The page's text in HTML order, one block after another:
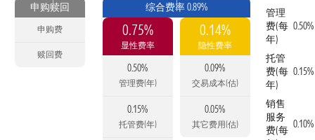
申购赎回
申购费
赎回费
综合费率 0.89%
0.75%
显性费率
0.50%
管理费(年)
0.15%
托管费(年)
0.14%
隐性费率
0.09%
交易成本(估)
0.05%
其它费用(估)
管理
费(每
年)
0.50%
托管
费(每
年)
0.15%
销售
服务
费(每 0.10%